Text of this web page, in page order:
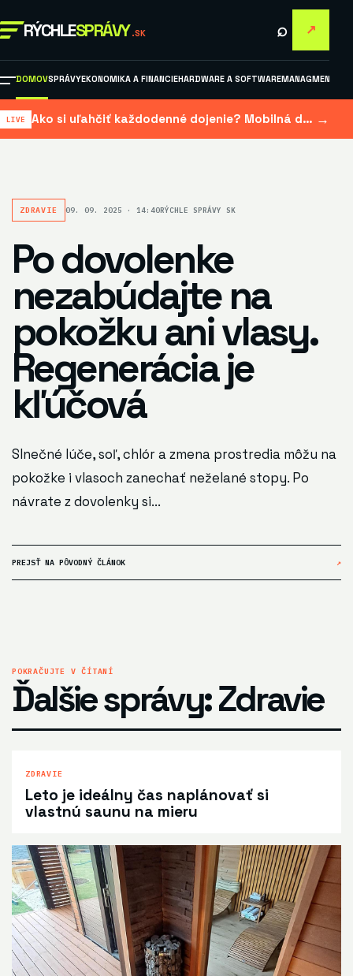
RÝCHLESPRÁVY .SK ⌕ ↗
DOMOVSPRÁVYEKONOMIKA A FINANCIEHARDWARE A SOFTWAREMANAGMENT A
Ako si uľahčiť každodenné dojenie? Mobilná dojačka šetrí čas aj námahu →
ZDRAVIE 09. 09. 2025 · 14:40RÝCHLE SPRÁVY SK
Po dovolenke
nezabúdajte na
pokožku ani vlasy.
Regenerácia je
kľúčová
Slnečné lúče, soľ, chlór a zmena prostredia môžu na
pokožke i vlasoch zanechať neželané stopy. Po
návrate z dovolenky si...
PREJSŤ NA PÔVODNÝ ČLÁNOK ↗
POKRAČUJTE V ČÍTANÍ
Ďalšie správy: Zdravie
ZDRAVIE
Leto je ideálny čas naplánovať si
vlastnú saunu na mieru